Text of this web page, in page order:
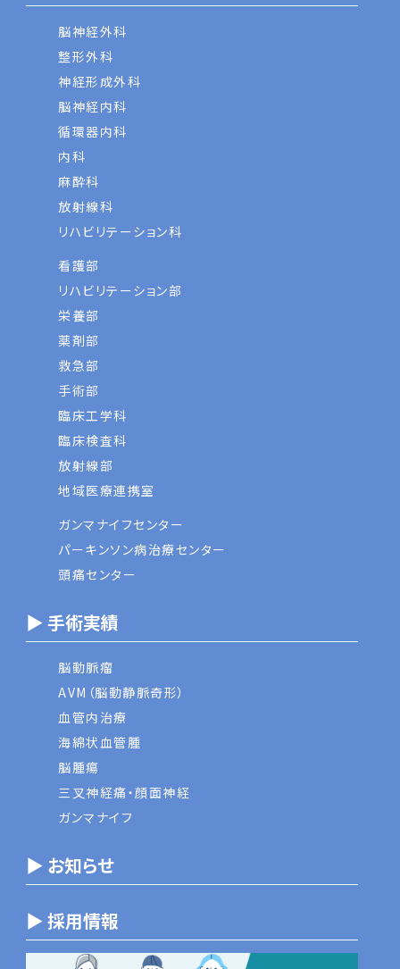
脳神経外科
整形外科
神経形成外科
脳神経内科
循環器内科
内科
麻酔科
放射線科
リハビリテーション科
看護部
リハビリテーション部
栄養部
薬剤部
救急部
手術部
臨床工学科
臨床検査科
放射線部
地域医療連携室
ガンマナイフセンター
パーキンソン病治療センター
頭痛センター
▶ 手術実績
脳動脈瘤
AVM（脳動静脈奇形）
血管内治療
海綿状血管腫
脳腫瘍
三叉神経痛・顔面神経
ガンマナイフ
▶ お知らせ
▶ 採用情報